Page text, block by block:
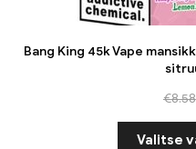
Bang King 45k Vape
€8.58
Valitse